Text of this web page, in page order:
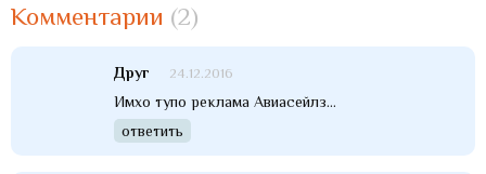
Комментарии (2)
Друг 24.12.2016
Имхо тупо реклама Авиасейлз...
ответить